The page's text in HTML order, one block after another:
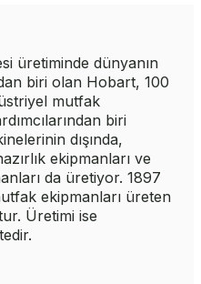
üretiminde dünyanın
biri olan Hobart, 100
mutfak
biri
dışında,
ekipmanları ve
da üretiyor. 1897
ekipmanları üreten
Üretimi ise